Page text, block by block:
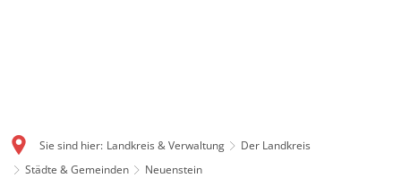
Sie sind hier: Landkreis & Verwaltung
Der Landkreis
Städte & Gemeinden
Neuenstein